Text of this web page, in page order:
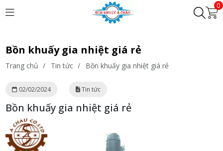
0
Bồn khuấy gia nhiệt giá rẻ
Trang chủ / Tin tức / Bồn khuấy gia nhiệt giá rẻ
02/02/2024 Tin tức
Bồn khuấy gia nhiệt giá rẻ